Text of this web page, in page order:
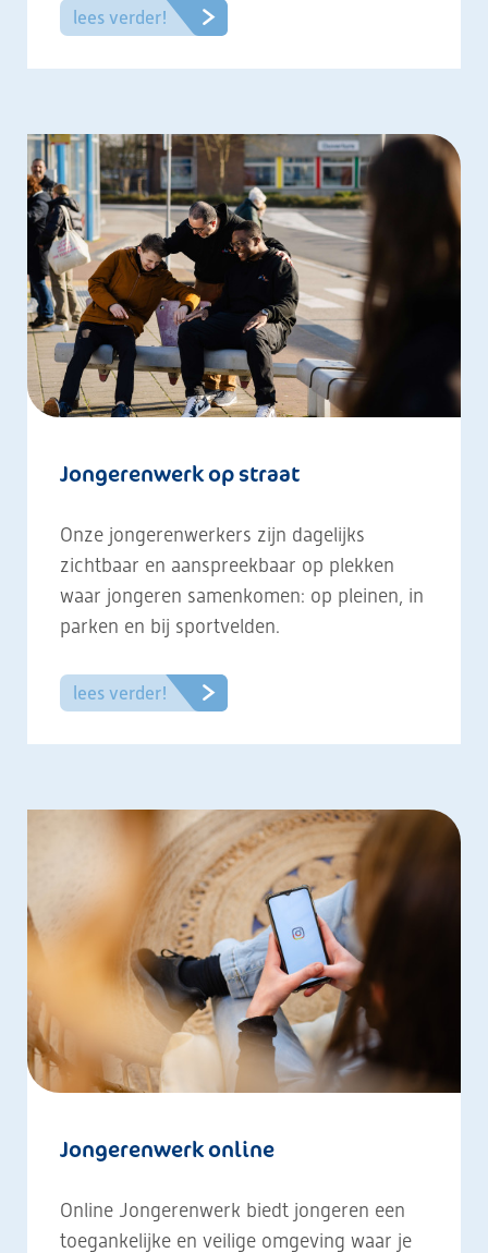
lees verder!
Jongerenwerk op straat
Onze jongerenwerkers zijn dagelijks
zichtbaar en aanspreekbaar op plekken
waar jongeren samenkomen: op pleinen, in
parken en bij sportvelden.
lees verder!
Jongerenwerk online
Online Jongerenwerk biedt jongeren een
toegankelijke en veilige omgeving waar je